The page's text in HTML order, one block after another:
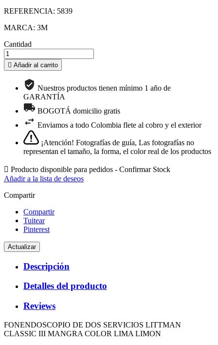
REFERENCIA: 5839
MARCA: 3M
Cantidad
 Añadir al carrito
Nuestros productos tienen mínimo 1 año de
GARANTÍA
BOGOTÁ domicilio gratis
Enviamos a todo Colombia flete al cobro y el exterior
¡Atención! Fotografías de guía, Las fotografías no
representan el tamaño, la forma, el color real de los productos
 Producto disponible para pedidos - Confirmar Stock
Añadir a la lista de deseos
Compartir
Compartir
Tuitear
Pinterest
Descripción
Detalles del producto
Reviews
FONENDOSCOPIO DE DOS SERVICIOS LITTMAN
CLASSIC III MANGRA COLOR LIMA LIMON